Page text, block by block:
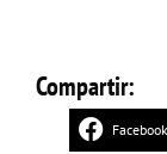
Compartir:
Facebook